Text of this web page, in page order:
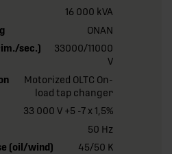
16 000 kVA
ONAN
sec.)
33000/11000
V
Motorized OLTC On-
load tap changer
33 000 V +5 -7 x 1,5%
50 Hz
(oil/wind)
45/50 K